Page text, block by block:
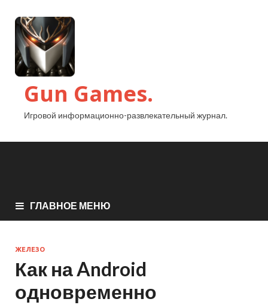
Gun Games.
Игровой информационно-развлекательный журнал.
ГЛАВНОЕ МЕНЮ
ЖЕЛЕЗО
Как на Android
одновременно